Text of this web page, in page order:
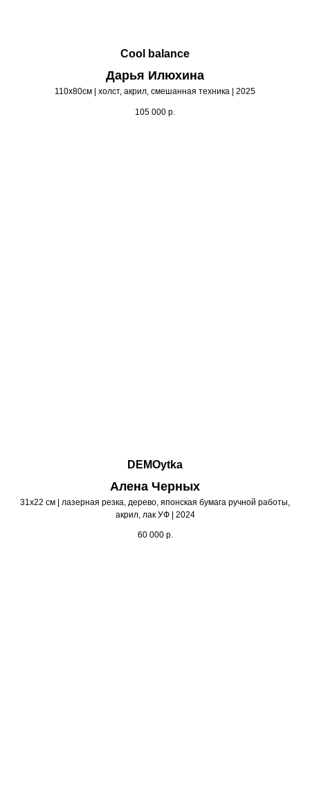
Cool balance
Дарья Илюхина
110х80см | холст, акрил, смешанная техника | 2025
105 000 р.
DEMOytka
Алена Черных
31х22 см | лазерная резка, дерево, японская бумага ручной работы,
акрил, лак УФ | 2024
60 000 р.